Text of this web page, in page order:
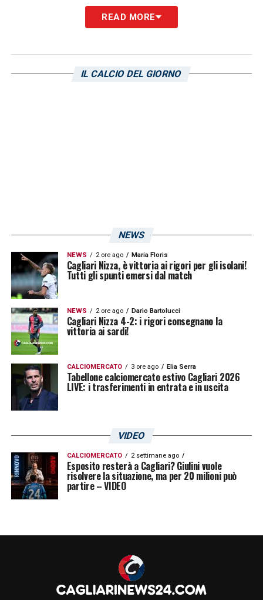
Perugia 3-2, Cagliari-Ternana 2-1, Cagliari-
Palermo 2-1, Cagliari-Venezia 2-1. Nandez è
pronto a cercare di servire qualche assist
READ MORE
IL CALCIO DEL GIORNO
NEWS
NEWS 2 ore ago Maria Floris
Cagliari Nizza, è vittoria ai rigori per gli isolani!
Tutti gli spunti emersi dal match
NEWS 2 ore ago Dario Bartolucci
Cagliari Nizza 4-2: i rigori consegnano la
vittoria ai sardi!
CALCIOMERCATO 3 ore ago Elia Serra
Tabellone calciomercato estivo Cagliari 2026
LIVE: i trasferimenti in entrata e in uscita
VIDEO
CALCIOMERCATO 2 settimane ago
Esposito resterà a Cagliari? Giulini vuole
risolvere la situazione, ma per 20 milioni può
partire – VIDEO